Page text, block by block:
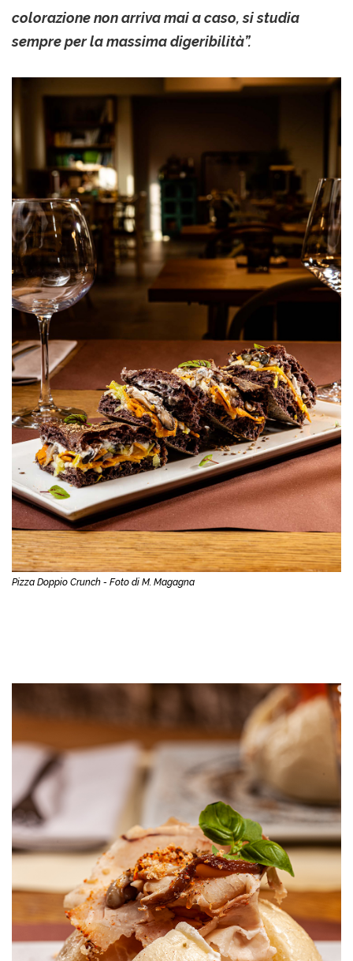
colorazione non arriva mai a caso, si studia
sempre per la massima digeribilità”.
Pizza Doppio Crunch - Foto di M. Magagna